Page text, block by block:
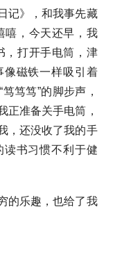
记》，和我事先藏
嘻，今天还早，我
，打开手电筒，津
像磁铁一样吸引着
笃笃”的脚步声，
正准备关手电筒，
，还没收了我的手
读书习惯不利于健
的乐趣，也给了我